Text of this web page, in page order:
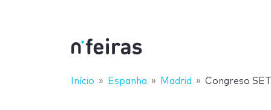
Início Espanha Madrid Congreso